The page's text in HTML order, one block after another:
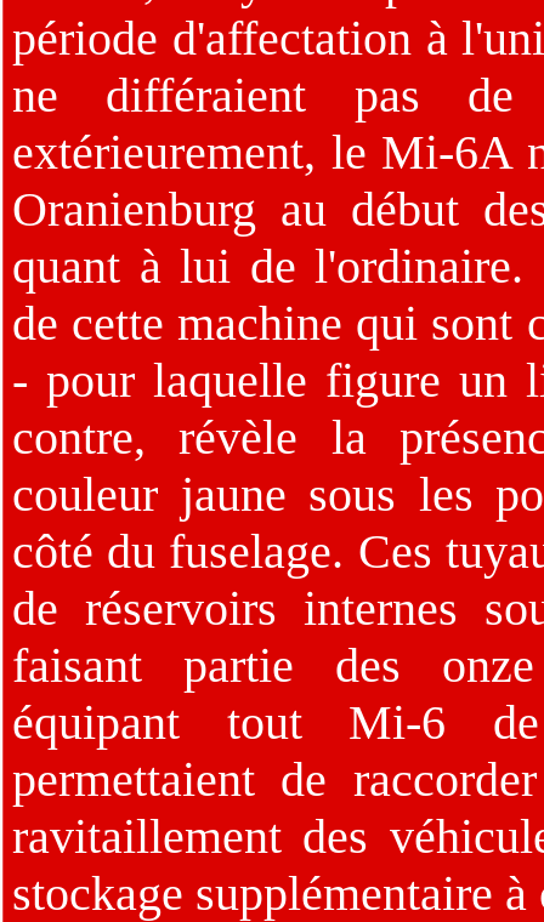
période d'affectation à
ne différaient pas de
extérieurement, le Mi-6A
Oranienburg au début
quant à lui de l'ordinaire.
de cette machine qui sont
- pour laquelle figure un
contre, révèle la
couleur jaune sous les
côté du fuselage. Ces
de réservoirs internes
faisant partie des
équipant tout Mi-6 de
permettaient de
ravitaillement des
stockage supplémentaire